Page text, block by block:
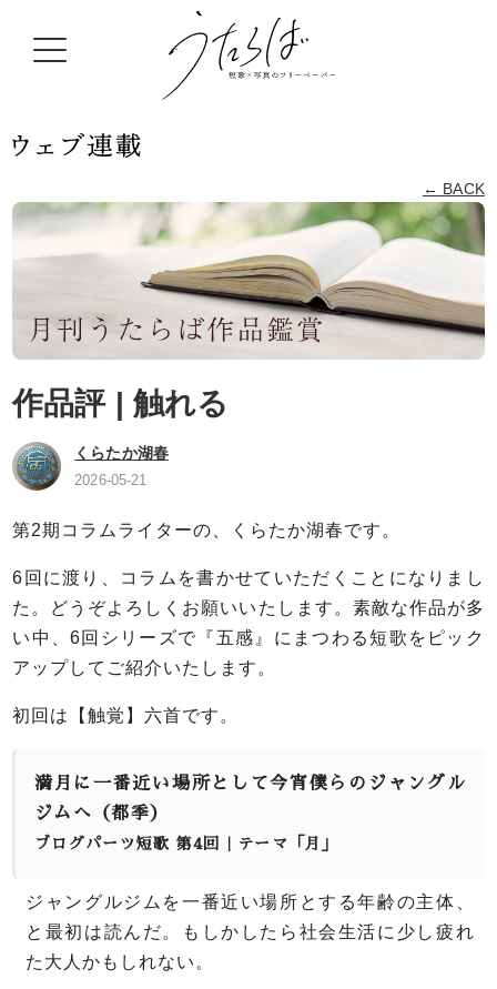
← BACK
作品評 | 触れる
くらたか湖春
2026-05-21
第2期コラムライターの、くらたか湖春です。
6回に渡り、コラムを書かせていただくことになりまし
た。どうぞよろしくお願いいたします。 素敵な作品が多
い中、6回シリーズで『五感』にまつわる短歌をピック
アップしてご紹介いたします。
初回は【触覚】六首です。
満月に一番近い場所として今宵僕らのジャングル
ジムへ（都季）
ブログパーツ短歌 第4回｜テーマ「月」
ジャングルジムを一番近い場所とする年齢の主体、
と最初は読んだ。もしかしたら社会生活に少し疲れ
た大人かもしれない。